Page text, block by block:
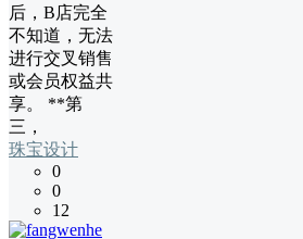
后，B店完全
不知道，无法
进行交叉销售
或会员权益共
享。 **第
三，
珠宝设计
0
0
12